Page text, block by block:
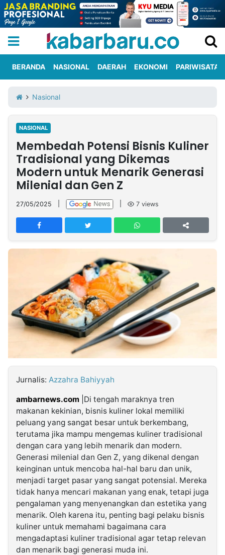
Iklan
Berita
Kami
Nasional
International
Olahraga
Entertainment
Daerah
Pariwisata
Kuliner
Kolom
Network
PT
TREETAN
MULTIMEDIA
INDONESIA
Insight
NTB
Time
IDN
Jogja
Rakyat
Idealita
News
Notice
Dinamikapost.com
Baru
Seedbacklink
Kabarbaru.co
2026
Kabarbaru
Media
Holding
BERANDA NASIONAL DAERAH EKONOMI PARIWISATA
Nasional
NASIONAL
Membedah Potensi Bisnis Kuliner
Tradisional yang Dikemas
Modern untuk Menarik Generasi
Milenial dan Gen Z
27/05/2025 7 views
Jurnalis: Azzahra Bahiyyah
ambarnews.com |Di tengah maraknya tren
makanan kekinian, bisnis kuliner lokal memiliki
peluang yang sangat besar untuk berkembang,
terutama jika mampu mengemas kuliner tradisional
dengan cara yang lebih menarik dan modern.
Generasi milenial dan Gen Z, yang dikenal dengan
keinginan untuk mencoba hal-hal baru dan unik,
menjadi target pasar yang sangat potensial. Mereka
tidak hanya mencari makanan yang enak, tetapi juga
pengalaman yang menyenangkan dan estetika yang
menarik. Oleh karena itu, penting bagi pelaku bisnis
kuliner untuk memahami bagaimana cara
mengadaptasi kuliner tradisional agar tetap relevan
dan menarik bagi generasi muda ini.